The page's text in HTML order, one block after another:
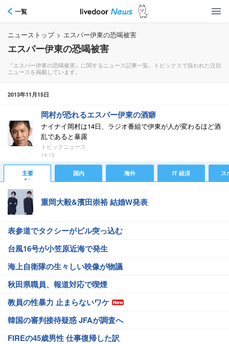
一覧
ニューストップ > エスパー伊東の恐喝被害
エスパー伊東の恐喝被害
『エスパー伊東の恐喝被害』に関するニュース記事一覧。トピックスで扱われた注目
ニュースを掲載しています。
2013年11月15日
岡村が恐れるエスパー伊東の酒癖
ナイナイ岡村は14日、ラジオ番組で伊東が人が変わるほど酒
乱であると暴露
トピックニュース
14:15
主要 国内 海外 IT 経済 ス
重岡大毅&濱田崇裕 結婚W発表
表参道でタクシーがビル突っ込む
台風16号が小笠原近海で発生
海上自衛隊の生々しい映像が物議
秋田県職員、報道対応で喫煙
教員の性暴力 止まらないワケ
韓国の審判接待疑惑 JFAが調査へ
FIREの45歳男性 仕事復帰した訳